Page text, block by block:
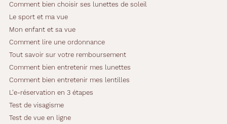
Comment bien choisir ses lunettes de soleil
Le sport et ma vue
Mon enfant et sa vue
Comment lire une ordonnance
Tout savoir sur votre remboursement
Comment bien entretenir mes lunettes
Comment bien entretenir mes lentilles
L'e-réservation en 3 étapes
Test de visagisme
Test de vue en ligne